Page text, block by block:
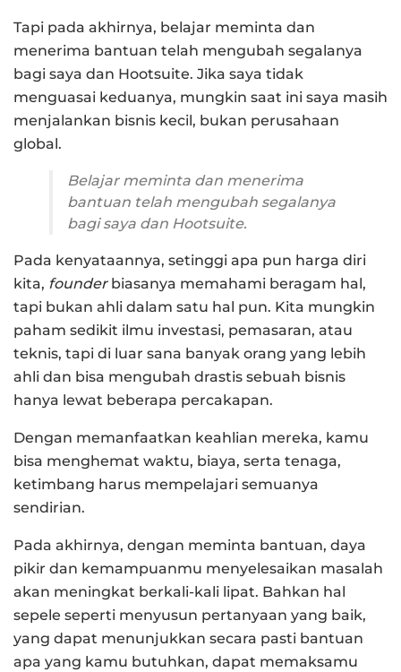
Tapi pada akhirnya, belajar meminta dan
menerima bantuan telah mengubah segalanya
bagi saya dan Hootsuite. Jika saya tidak
menguasai keduanya, mungkin saat ini saya masih
menjalankan bisnis kecil, bukan perusahaan
global.
Belajar meminta dan menerima
bantuan telah mengubah segalanya
bagi saya dan Hootsuite.
Pada kenyataannya, setinggi apa pun harga diri
kita, founderbiasanya memahami beragam hal,
tapi bukan ahli dalam satu hal pun. Kita mungkin
paham sedikit ilmu investasi, pemasaran, atau
teknis, tapi di luar sana banyak orang yang lebih
ahli dan bisa mengubah drastis sebuah bisnis
hanya lewat beberapa percakapan.
Dengan memanfaatkan keahlian mereka, kamu
bisa menghemat waktu, biaya, serta tenaga,
ketimbang harus mempelajari semuanya
sendirian.
Pada akhirnya, dengan meminta bantuan, daya
pikir dan kemampuanmu menyelesaikan masalah
akan meningkat berkali-kali lipat. Bahkan hal
sepele seperti menyusun pertanyaan yang baik,
yang dapat menunjukkan secara pasti bantuan
apa yang kamu butuhkan, dapat memaksamu